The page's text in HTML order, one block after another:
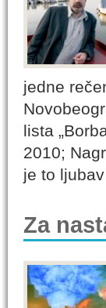
jedne
lista
2010;
je to
Za